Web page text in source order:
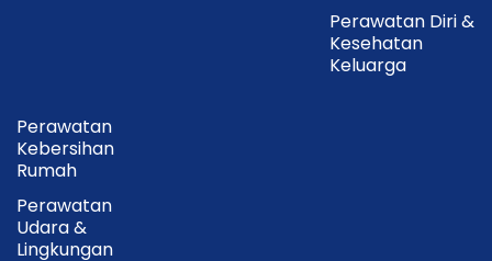
Perawatan Diri &
Kesehatan
Keluarga
Perawatan
Kebersihan
Rumah
Perawatan
Udara &
Lingkungan